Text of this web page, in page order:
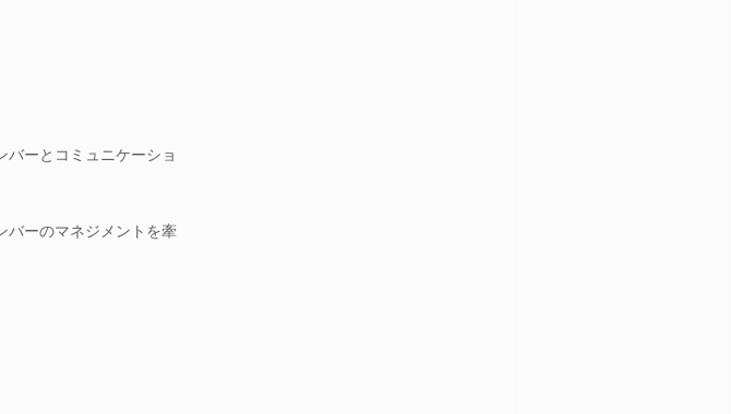
ーとコミュニケーショ
バーのマネジメントを牽